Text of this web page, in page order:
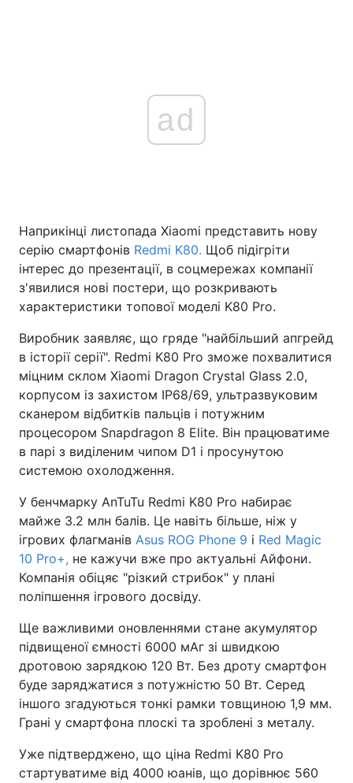
ad
Наприкінці листопада Xiaomi представить нову
серію смартфонів Redmi K80. Щоб підігріти
інтерес до презентації, в соцмережах компанії
з'явилися нові постери, що розкривають
характеристики топової моделі K80 Pro.
Виробник заявляє, що гряде "найбільший апгрейд
в історії серії". Redmi K80 Pro зможе похвалитися
міцним склом Xiaomi Dragon Crystal Glass 2.0,
корпусом із захистом IP68/69, ультразвуковим
сканером відбитків пальців і потужним
процесором Snapdragon 8 Elite. Він працюватиме
в парі з виділеним чипом D1 і просунутою
системою охолодження.
У бенчмарку AnTuTu Redmi K80 Pro набирає
майже 3.2 млн балів. Це навіть більше, ніж у
ігрових флагманів Asus ROG Phone 9 і Red Magic
10 Pro+, не кажучи вже про актуальні Айфони.
Компанія обіцяє "різкий стрибок" у плані
поліпшення ігрового досвіду.
Ще важливими оновленнями стане акумулятор
підвищеної ємності 6000 мАг зі швидкою
дротовою зарядкою 120 Вт. Без дроту смартфон
буде заряджатися з потужністю 50 Вт. Серед
іншого згадуються тонкі рамки товщиною 1,9 мм.
Грані у смартфона плоскі та зроблені з металу.
Уже підтверджено, що ціна Redmi K80 Pro
стартуватиме від 4000 юанів, що дорівнює 560